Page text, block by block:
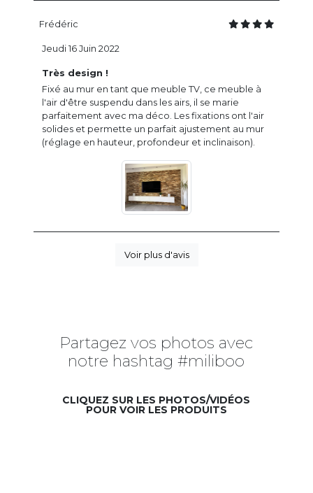
Frédéric
Très design !
Fixé au mur en tant que meuble TV, ce meuble à
l'air d'être suspendu dans les airs, il se marie
parfaitement avec ma déco. Les fixations ont l'air
solides et permette un parfait ajustement au mur
(réglage en hauteur, profondeur et inclinaison).
Jeudi 16 Juin 2022
Voir plus d'avis
Partagez vos photos avec
notre hashtag #miliboo
CLIQUEZ SUR LES PHOTOS/VIDÉOS
POUR VOIR LES PRODUITS